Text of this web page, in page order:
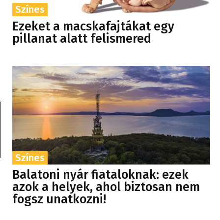
Színes
Ezeket a macskafajtákat egy
pillanat alatt felismered
Színes
Balatoni nyár fiataloknak: ezek
azok a helyek, ahol biztosan nem
fogsz unatkozni!